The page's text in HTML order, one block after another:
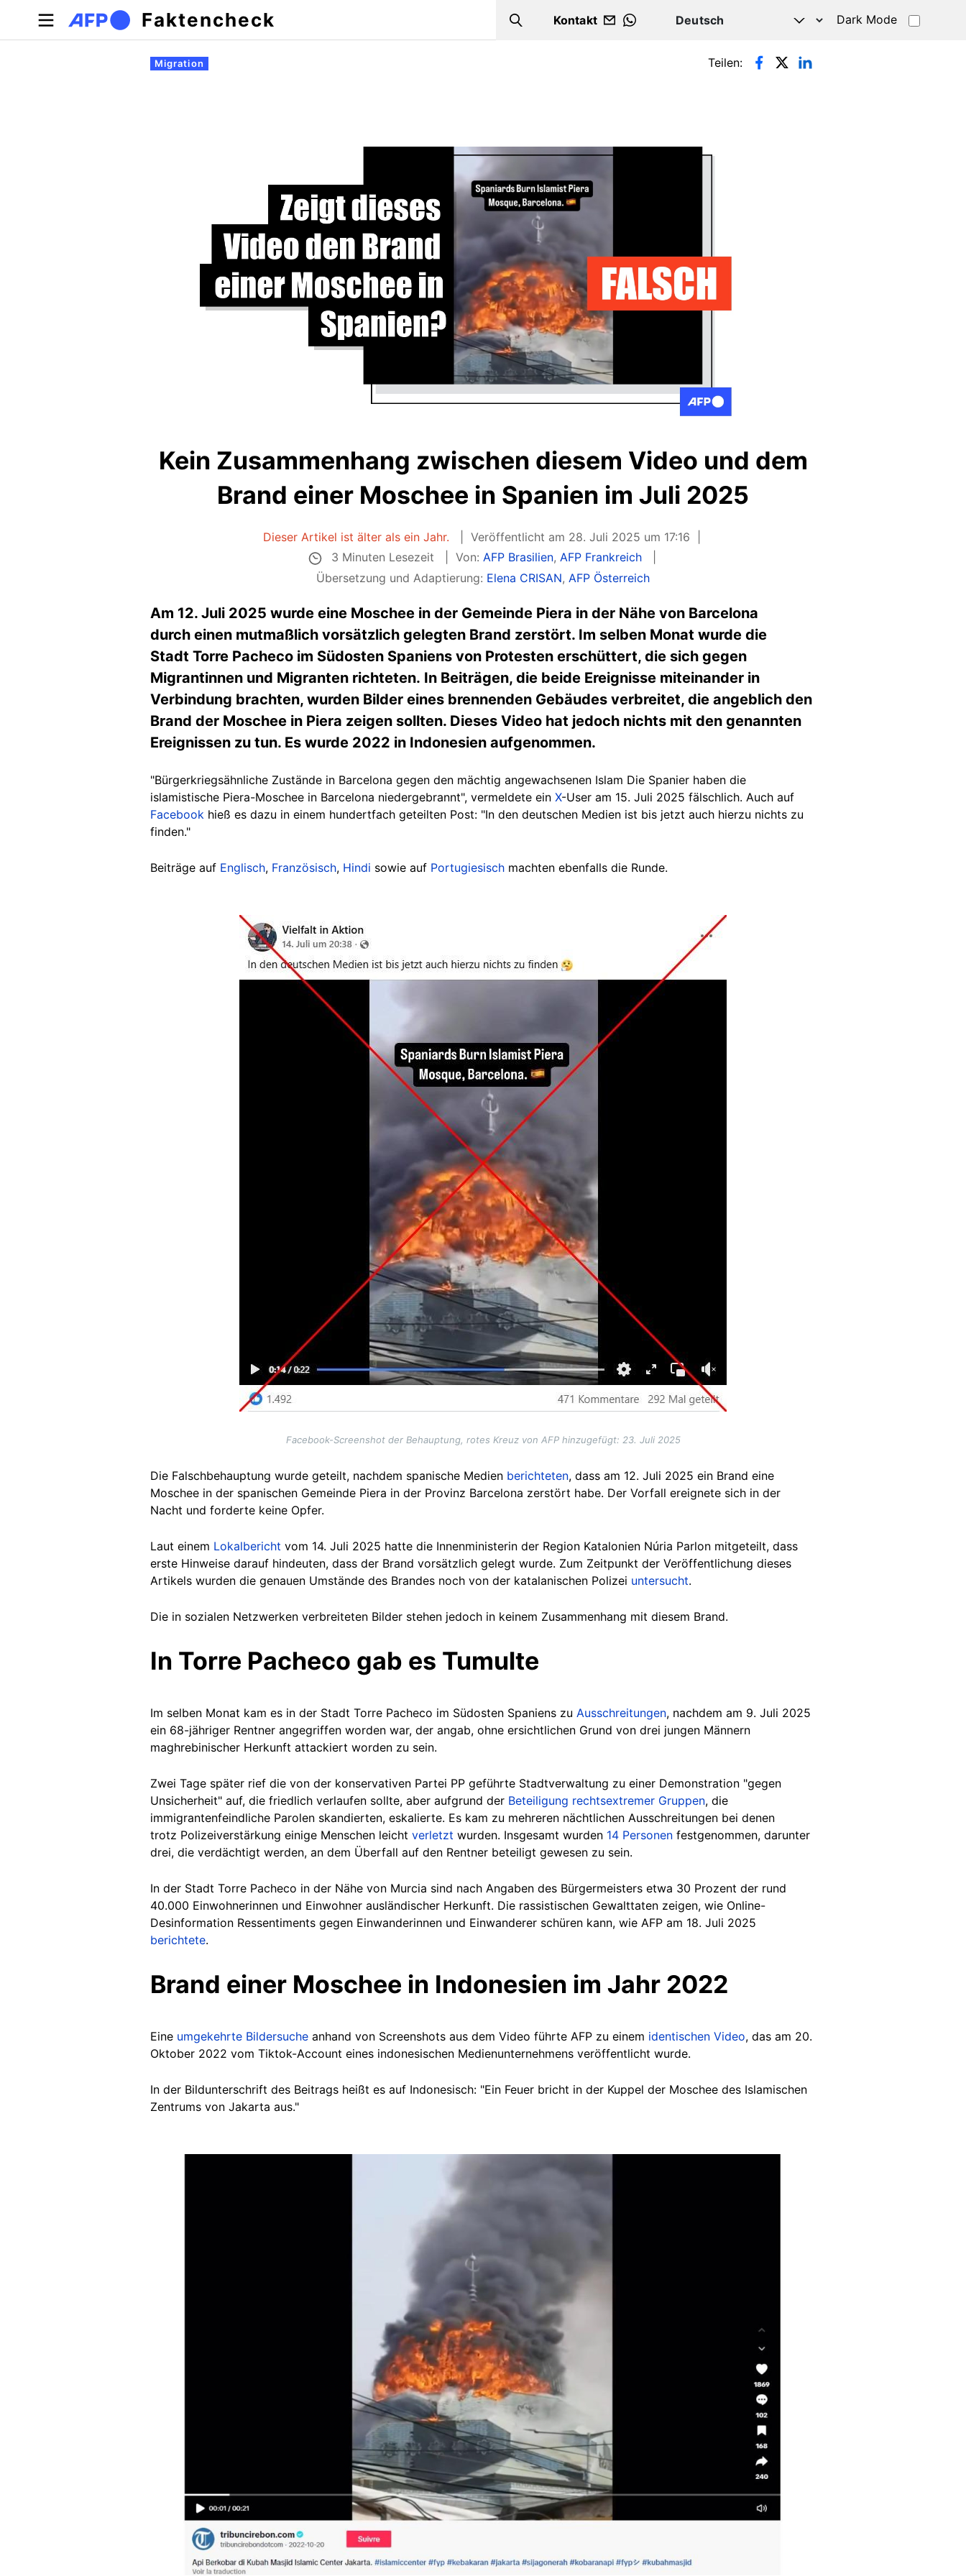
Faktencheck Search
Kontakt
WHATSAPP
Dark Mode
Primäre Reiter
Migration Teilen:
Kein Zusammenhang zwischen diesem Video und dem
Brand einer Moschee in Spanien im Juli 2025
Dieser Artikel ist älter als ein Jahr.
Veröffentlicht am 28. Juli 2025 um 17:16
3 Minuten Lesezeit
Von: AFP Brasilien, AFP Frankreich
Übersetzung und Adaptierung: Elena CRISAN, AFP Österreich
Am 12. Juli 2025 wurde eine Moschee in der Gemeinde Piera in der Nähe von Barcelona
durch einen mutmaßlich vorsätzlich gelegten Brand zerstört. Im selben Monat wurde die
Stadt Torre Pacheco im Südosten Spaniens von Protesten erschüttert, die sich gegen
Migrantinnen und Migranten richteten. In Beiträgen, die beide Ereignisse miteinander in
Verbindung brachten, wurden Bilder eines brennenden Gebäudes verbreitet, die angeblich den
Brand der Moschee in Piera zeigen sollten. Dieses Video hat jedoch nichts mit den genannten
Ereignissen zu tun. Es wurde 2022 in Indonesien aufgenommen.
"Bürgerkriegsähnliche Zustände in Barcelona gegen den mächtig angewachsenen Islam Die Spanier haben die
islamistische Piera-Moschee in Barcelona niedergebrannt", vermeldete ein X-User am 15. Juli 2025 fälschlich. Auch auf
Facebook hieß es dazu in einem hundertfach geteilten Post: "In den deutschen Medien ist bis jetzt auch hierzu nichts zu
finden."
Beiträge auf Englisch, Französisch, Hindi sowie auf Portugiesisch machten ebenfalls die Runde.
Facebook-Screenshot der Behauptung, rotes Kreuz von AFP hinzugefügt: 23. Juli 2025
Die Falschbehauptung wurde geteilt, nachdem spanische Medien berichteten, dass am 12. Juli 2025 ein Brand eine
Moschee in der spanischen Gemeinde Piera in der Provinz Barcelona zerstört habe. Der Vorfall ereignete sich in der
Nacht und forderte keine Opfer.
Laut einem Lokalbericht vom 14. Juli 2025 hatte die Innenministerin der Region Katalonien Núria Parlon mitgeteilt, dass
erste Hinweise darauf hindeuten, dass der Brand vorsätzlich gelegt wurde. Zum Zeitpunkt der Veröffentlichung dieses
Artikels wurden die genauen Umstände des Brandes noch von der katalanischen Polizei untersucht.
Die in sozialen Netzwerken verbreiteten Bilder stehen jedoch in keinem Zusammenhang mit diesem Brand.
In Torre Pacheco gab es Tumulte
Im selben Monat kam es in der Stadt Torre Pacheco im Südosten Spaniens zu Ausschreitungen, nachdem am 9. Juli 2025
ein 68-jähriger Rentner angegriffen worden war, der angab, ohne ersichtlichen Grund von drei jungen Männern
maghrebinischer Herkunft attackiert worden zu sein.
Zwei Tage später rief die von der konservativen Partei PP geführte Stadtverwaltung zu einer Demonstration "gegen
Unsicherheit" auf, die friedlich verlaufen sollte, aber aufgrund der Beteiligung rechtsextremer Gruppen, die
immigrantenfeindliche Parolen skandierten, eskalierte. Es kam zu mehreren nächtlichen Ausschreitungen bei denen
trotz Polizeiverstärkung einige Menschen leicht verletzt wurden. Insgesamt wurden 14 Personen festgenommen, darunter
drei, die verdächtigt werden, an dem Überfall auf den Rentner beteiligt gewesen zu sein.
In der Stadt Torre Pacheco in der Nähe von Murcia sind nach Angaben des Bürgermeisters etwa 30 Prozent der rund
40.000 Einwohnerinnen und Einwohner ausländischer Herkunft. Die rassistischen Gewalttaten zeigen, wie Online-
Desinformation Ressentiments gegen Einwanderinnen und Einwanderer schüren kann, wie AFP am 18. Juli 2025
berichtete.
Brand einer Moschee in Indonesien im Jahr 2022
Eine umgekehrte Bildersuche anhand von Screenshots aus dem Video führte AFP zu einem identischen Video, das am 20.
Oktober 2022 vom Tiktok-Account eines indonesischen Medienunternehmens veröffentlicht wurde.
In der Bildunterschrift des Beitrags heißt es auf Indonesisch: "Ein Feuer bricht in der Kuppel der Moschee des Islamischen
Zentrums von Jakarta aus."